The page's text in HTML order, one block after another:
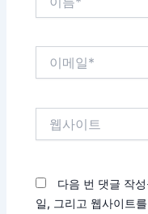
다음 번 댓글 작
일, 그리고 웹사이트